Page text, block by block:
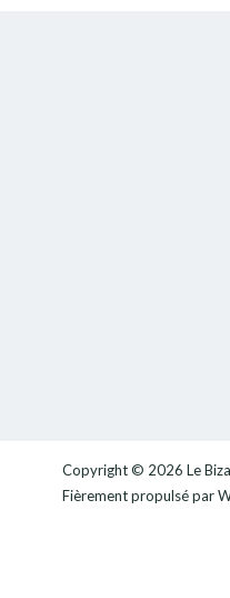
Copyright © 2026 Le
Fièrement propulsé par